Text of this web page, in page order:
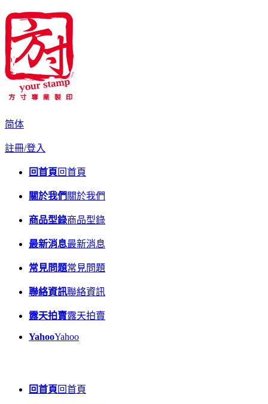
简体
註冊/登入
回首頁回首頁
關於我們 關於我們
商品型錄商品型錄
最新消息最新消息
常見問題常見問題
聯絡資訊聯絡資訊
露天拍賣露天拍賣
YahooYahoo
回首頁回首頁